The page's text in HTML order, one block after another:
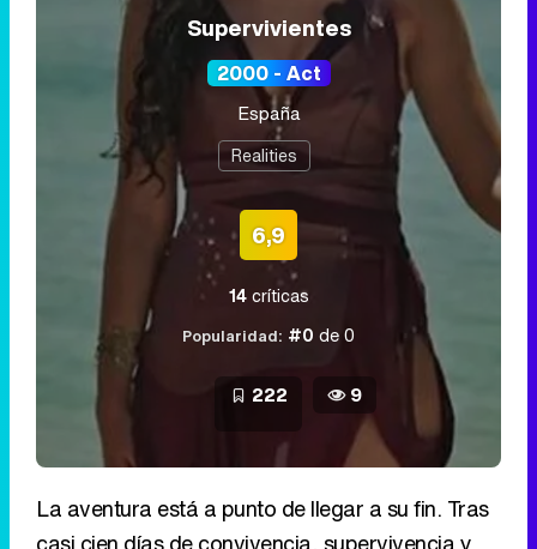
Supervivientes
2000 - Act
España
Realities
6,9
14críticas
Popularidad: #0 de 0
222 9
La aventura está a punto de llegar a su fin. Tras